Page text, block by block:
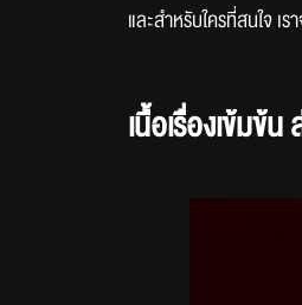
และสำหรับใครที่สนใจ เ
เนื้อเรื่องเข้มข้